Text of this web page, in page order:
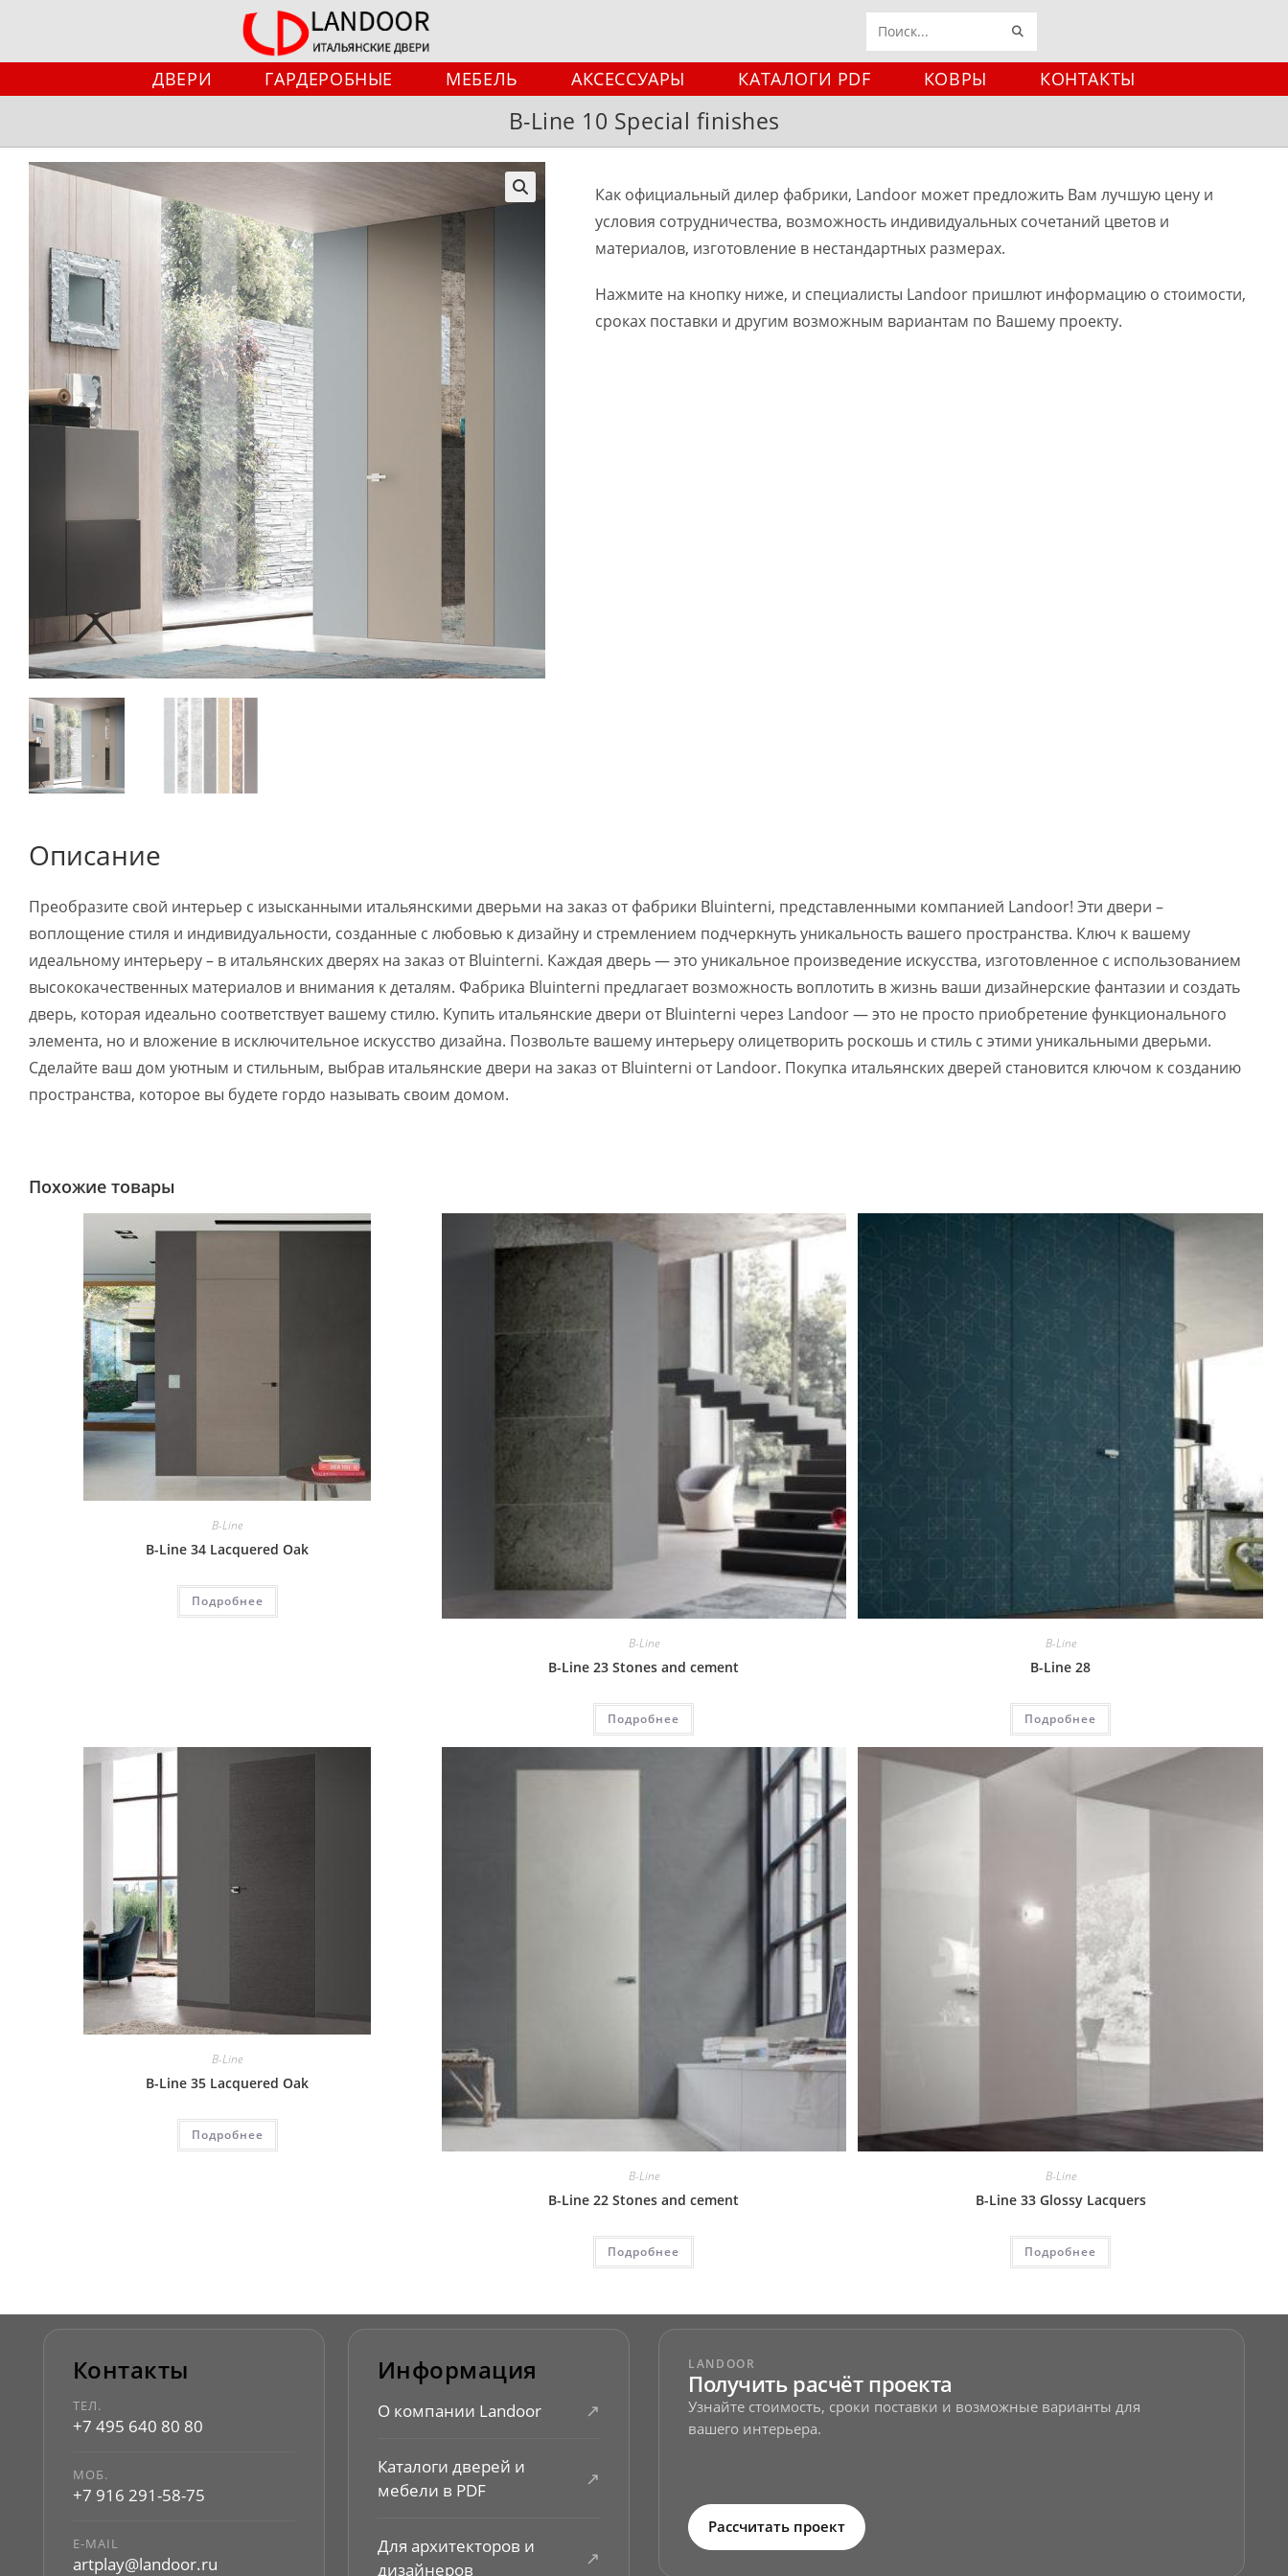
содержимому
Поиск
ДВЕРИ ГАРДЕРОБНЫЕ МЕБЕЛЬ АКСЕССУАРЫ КАТАЛОГИ PDF КОВРЫ КОНТАКТЫ
B-Line 10 Special finishes
Как официальный дилер фабрики, Landoor может предложить Вам лучшую цену и
условия сотрудничества, возможность индивидуальных сочетаний цветов и
материалов, изготовление в нестандартных размерах.
Нажмите на кнопку ниже, и специалисты Landoor пришлют информацию о стоимости,
сроках поставки и другим возможным вариантам по Вашему проекту.
Описание
Преобразите свой интерьер с изысканными итальянскими дверьми на заказ от фабрики Bluinterni, представленными компанией Landoor! Эти двери –
воплощение стиля и индивидуальности, созданные с любовью к дизайну и стремлением подчеркнуть уникальность вашего пространства. Ключ к вашему
идеальному интерьеру – в итальянских дверях на заказ от Bluinterni. Каждая дверь — это уникальное произведение искусства, изготовленное с использованием
высококачественных материалов и внимания к деталям. Фабрика Bluinterni предлагает возможность воплотить в жизнь ваши дизайнерские фантазии и создать
дверь, которая идеально соответствует вашему стилю. Купить итальянские двери от Bluinterni через Landoor — это не просто приобретение функционального
элемента, но и вложение в исключительное искусство дизайна. Позвольте вашему интерьеру олицетворить роскошь и стиль с этими уникальными дверьми.
Сделайте ваш дом уютным и стильным, выбрав итальянские двери на заказ от Bluinterni от Landoor. Покупка итальянских дверей становится ключом к созданию
пространства, которое вы будете гордо называть своим домом.
Похожие товары
B-Line
B-Line 34 Lacquered Oak
Подробнее
B-Line
B-Line 23 Stones and cement
Подробнее
B-Line
B-Line 28
Подробнее
B-Line
B-Line 35 Lacquered Oak
Подробнее
B-Line
B-Line 22 Stones and cement
Подробнее
B-Line
B-Line 33 Glossy Lacquers
Подробнее
Контакты
ТЕЛ.
+7 495 640 80 80
МОБ.
+7 916 291-58-75
E-MAIL
artplay@landoor.ru
Информация
О компании Landoor ↗
Каталоги дверей и
мебели в PDF
↗
Для архитекторов и
дизайнеров
↗
LANDOOR
Получить расчёт проекта
Узнайте стоимость, сроки поставки и возможные варианты для
вашего интерьера.
Рассчитать проект